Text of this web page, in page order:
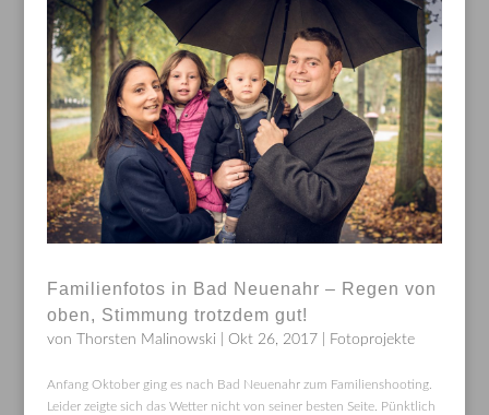
Familienfotos in Bad Neuenahr – Regen von
oben, Stimmung trotzdem gut!
von Thorsten Malinowski Okt 26, 2017 Fotoprojekte
Anfang Oktober ging es nach Bad Neuenahr zum Familienshooting.
Leider zeigte sich das Wetter nicht von seiner besten Seite. Pünktlich